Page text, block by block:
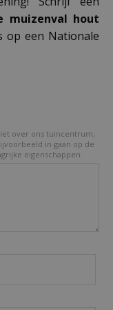
muizenval hout
op een Nationale
over ons tuincentrum,
in gaan op de
eigenschappen.